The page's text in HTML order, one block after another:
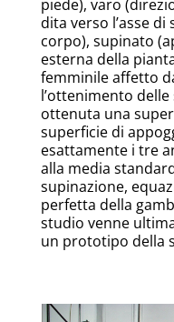
piede), varo
dita verso l’asse
corpo), supinato
esterna della
femminile affetto
l’ottenimento
ottenuta una
superficie di
esattamente i tre
alla media
supinazione,
perfetta della
studio venne
un prototipo della